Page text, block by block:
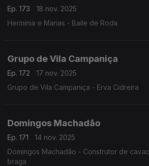
Ep. 173
18 nov. 2025
Hermínia e Marias - Baile de Roda
Grupo de Vila Campaniça
Ep. 172
17 nov. 2025
Grupo de Vila Campaniça - Erva Cidreira
Domingos Machadão
Ep. 171
14 nov. 2025
Domingos Machadão - Construtor de
braga